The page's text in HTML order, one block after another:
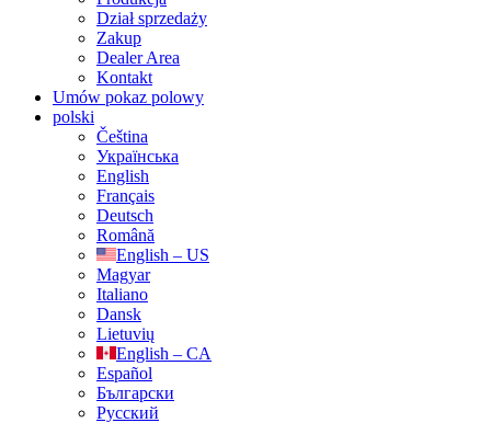
Dział sprzedaży
Zakup
Dealer Area
Kontakt
Umów pokaz polowy
polski
Čeština
Українська
English
Français
Deutsch
Română
English – US
Magyar
Italiano
Dansk
Lietuvių
English – CA
Español
Български
Русский